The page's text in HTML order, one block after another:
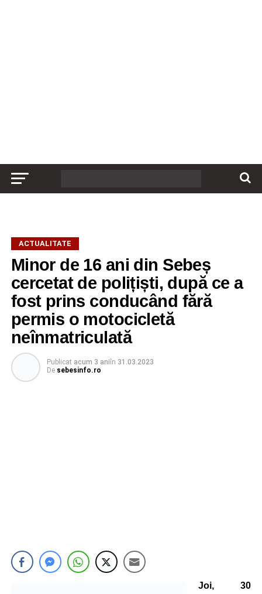
ACTUALITATE
Minor de 16 ani din Sebeș
cercetat de polițiști, după ce a
fost prins conducând fără
permis o motocicletă
neînmatriculată
Publicat acum 3 aniîn 31.03.2023
De sebesinfo.ro
Joi, 30